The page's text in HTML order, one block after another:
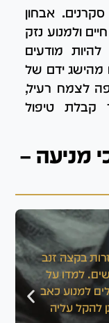
אבחון
ולמנוע נזק
מודעים
מהישג ידם של
לצמח רעיל,
קבלת טיפול
מניעה –
בקצה זנב
למדו על
למנוע כאב
להקל עליה